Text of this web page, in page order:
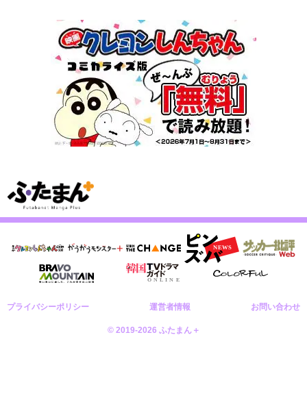
プライバシーポリシー 運営者情報 お問い合わせ
© 2019-2026 ふたまん＋